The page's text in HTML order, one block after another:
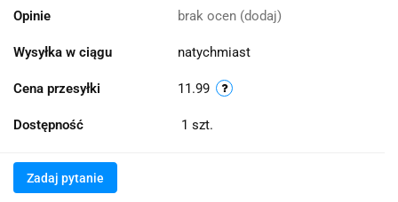
Opinie brak ocen (dodaj)
Wysyłka w ciągu natychmiast
Cena przesyłki 11.99
Dostępność 1 szt.
Zadaj pytanie